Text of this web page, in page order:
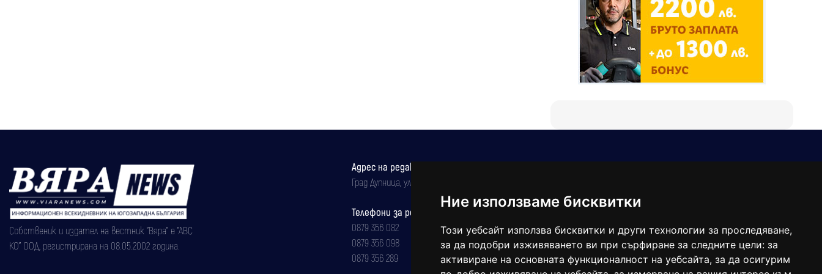
Ние използваме бисквитки
Този уебсайт използва бисквитки и други технологии за проследяване,
за да подобри изживяването ви при сърфиране за следните цели: за
активиране на основната функционалност на уебсайта, за да осигурим
Собственик и издател на вестник "Вяра" е "АВС
КО" ООД, регистрирана на 08.05.2002 година.
Адрес на редакцията
Град Дупница, ул.''Христо Ботев" 43
Телефони за реклама и абонаменти
0879 356 082
0879 356 098
0879 356 289
balgarkanews@gmail.com